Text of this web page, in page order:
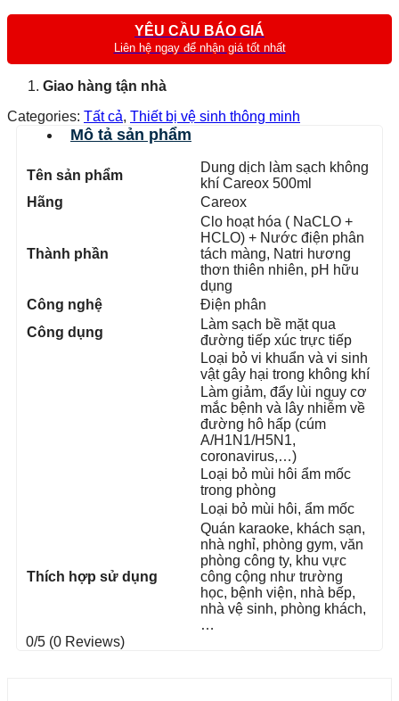
YÊU CẦU BÁO GIÁ
Liên hệ ngay để nhận giá tốt nhất
Giao hàng tận nhà
Categories: Tất cả, Thiết bị vệ sinh thông minh
Mô tả sản phẩm
Tên sản phẩm
Dung dịch làm sạch không
khí Careox 500ml
Hãng
Careox
Thành phần
Clo hoạt hóa ( NaCLO +
HCLO) + Nước điện phân
tách màng, Natri hương
thơn thiên nhiên, pH hữu
dụng
Công nghệ
Điện phân
Công dụng
Làm sạch bề mặt qua
đường tiếp xúc trực tiếp
Loại bỏ vi khuẩn và vi sinh
vật gây hại trong không khí
Làm giảm, đẩy lùi nguy cơ
mắc bệnh và lây nhiễm về
đường hô hấp (cúm
A/H1N1/H5N1,
coronavirus,…)
Loại bỏ mùi hôi ẩm mốc
trong phòng
Loại bỏ mùi hôi, ẩm mốc
Thích hợp sử dụng
Quán karaoke, khách sạn,
nhà nghỉ, phòng gym, văn
phòng công ty, khu vực
công cộng như trường
học, bệnh viện, nhà bếp,
nhà vệ sinh, phòng khách,
…
0/5 (0 Reviews)